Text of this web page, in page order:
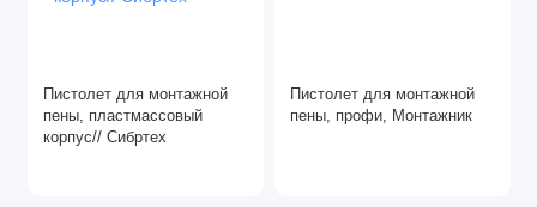
Пистолет для монтажной
пены, пластмассовый
корпус// Сибртех
Пистолет для монтажной
пены, профи, Монтажник